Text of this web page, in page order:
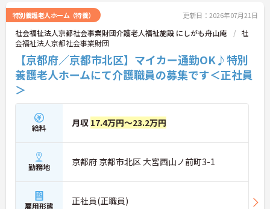
特別養護老人ホーム（特養） 更新日：2026年07月21日
社会福祉法人京都社会事業財団介護老人福祉施設 にしがも舟山庵
社
会福祉法人京都社会事業財団
【京都府／京都市北区】マイカー通勤OK♪特別
養護老人ホームにて介護職員の募集です＜正社員
＞
給料 月収 17.4万円～23.2万円
勤務地 京都府 京都市北区 大宮西山ノ前町3-1
雇用形態 正社員(正職員)